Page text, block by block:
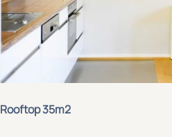
Rooftop 35m2